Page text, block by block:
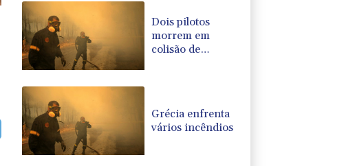
Dois pilotos
morrem em
colisão de
Grécia enfrenta
vários incêndios